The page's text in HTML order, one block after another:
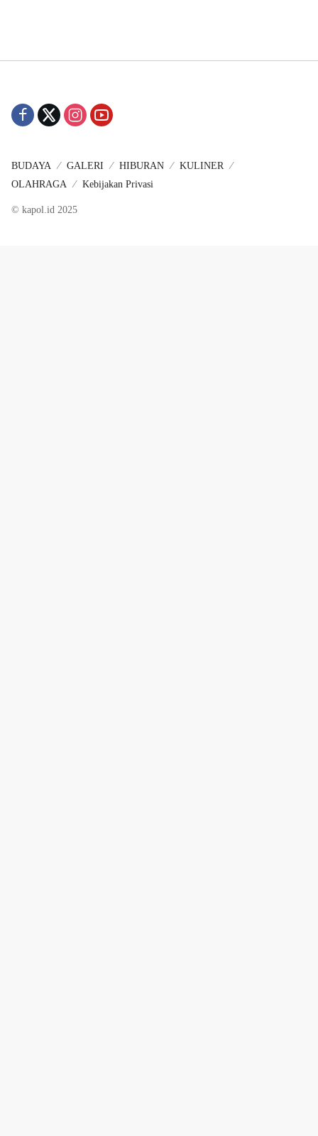
BUDAYA GALERI HIBURAN
KULINER
OLAHRAGA
Kebijakan Privasi
© kapol.id 2025